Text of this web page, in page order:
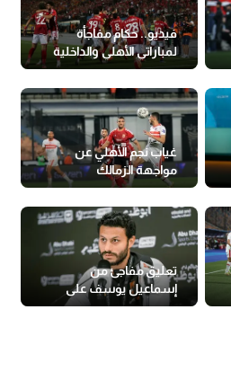
فيديو.. حكام مفاجأة
لمباراتي الأهلي والداخلية
والزمالك وفاركو
غياب نجم الأهلي عن
مواجهة الزمالك
تعليق مفاجئ من
إسماعيل يوسف على
تصريحات الشناوي